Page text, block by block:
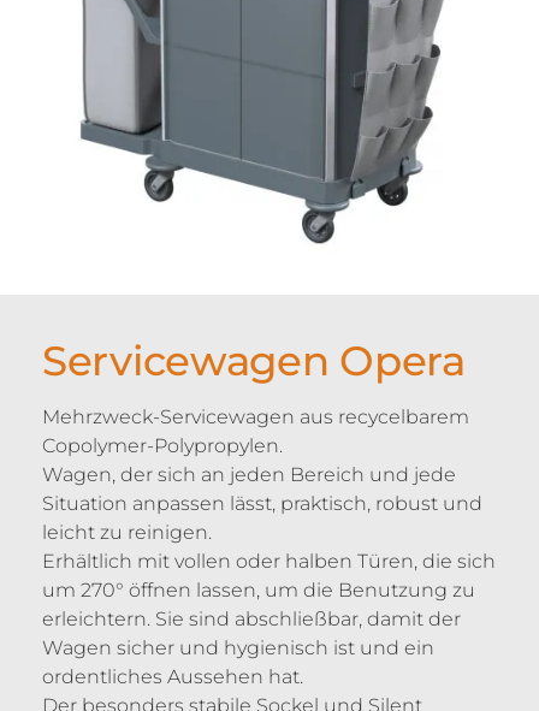
Servicewagen Opera
Mehrzweck-Servicewagen aus recycelbarem
Copolymer-Polypropylen.
Wagen, der sich an jeden Bereich und jede
Situation anpassen lässt, praktisch, robust und
leicht zu reinigen.
Erhältlich mit vollen oder halben Türen, die sich
um 270° öffnen lassen, um die Benutzung zu
erleichtern. Sie sind abschließbar, damit der
Wagen sicher und hygienisch ist und ein
ordentliches Aussehen hat.
Der besonders stabile Sockel und Silent